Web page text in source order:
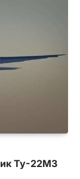
Ту-22М3